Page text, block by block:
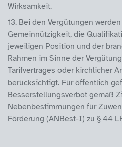
Wirksamkeit.
13. Bei den Vergütungen
Gemeinnützigkeit, die
jeweiligen Position und der
Rahmen im Sinne der
Tarifvertrages oder kirchlicher
berücksichtigt. Für öffentlich
Besserstellungsverbot gemäß
Nebenbestimmungen für
Förderung (ANBest-I) zu § 44